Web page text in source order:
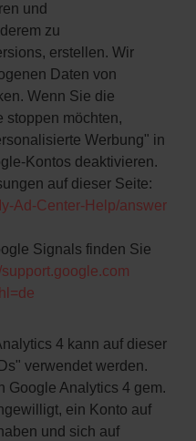
und
zu
erstellen. Wir
Daten von
Wenn Sie die
stoppen möchten,
Werbung" in
Kontos deaktivieren.
auf dieser Seite:
Ad-Center-Help/answer
Signals finden Sie
support.google.com
4 kann auf dieser
verwendet werden.
Google Analytics 4 gem.
ein Konto auf
und sich auf